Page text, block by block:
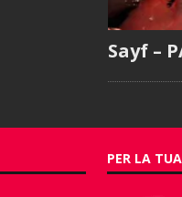
Sayf –
PER LA